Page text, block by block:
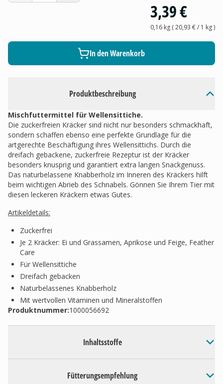
Produktbeschreibung
Mischfuttermittel für Wellensittiche.
Die zuckerfreien Kräcker sind nicht nur besonders schmackhaft,
sondern schaffen ebenso eine perfekte Grundlage für die
artgerechte Beschäftigung ihres Wellensittichs. Durch die
dreifach gebackene, zuckerfreie Rezeptur ist der Kräcker
besonders knusprig und garantiert extra langen Snackgenuss.
Das naturbelassene Knabberholz im Inneren des Kräckers hilft
beim wichtigen Abrieb des Schnabels. Gönnen Sie Ihrem Tier mit
diesen leckeren Kräckern etwas Gutes.
Artikeldetails:
Zuckerfrei
Je 2 Kräcker: Ei und Grassamen, Aprikose und Feige, Feather
Care
Für Wellensittiche
Dreifach gebacken
Naturbelassenes Knabberholz
Mit wertvollen Vitaminen und Mineralstoffen
Produktnummer:1000056692
Inhaltsstoffe
Fütterungsempfehlung
3,39 €
0,16 kg(20,93 €/ 1 kg)
In den Warenkorb